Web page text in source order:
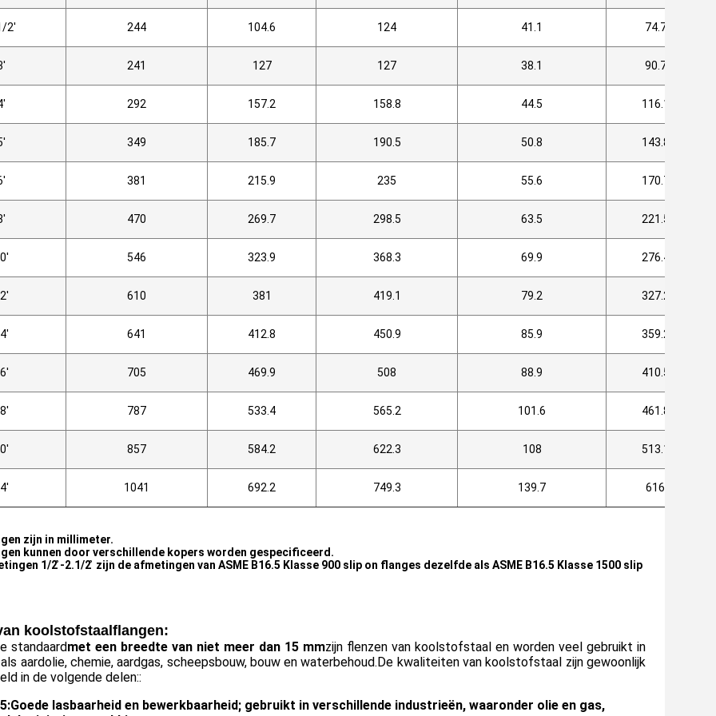
2' 244 104.6 124 41.1 74.7
241 127 127 38.1 90.7
292 157.2 158.8 44.5 116.1
349 185.7 190.5 50.8 143.8
381 215.9 235 55.6 170.7
470 269.7 298.5 63.5 221.5
546 323.9 368.3 69.9 276.4
610 381 419.1 79.2 327.2
641 412.8 450.9 85.9 359.2
705 469.9 508 88.9 410.5
787 533.4 565.2 101.6 461.8
857 584.2 622.3 108 513.1
1041 692.2 749.3 139.7 616
zijn in millimeter.
kunnen door verschillende kopers worden gespecificeerd.
1/2 ̊-2.1/2 ̊ zijn de afmetingen van ASME B16.5 Klasse 900 slip on flanges dezelfde als ASME B16.5 Klasse 1500 slip
koolstofstaalflangen:
standaardmet een breedte van niet meer dan 15 mmzijn flenzen van koolstofstaal en worden veel gebruikt in
aardolie, chemie, aardgas, scheepsbouw, bouw en waterbehoud.De kwaliteiten van koolstofstaal zijn gewoonlijk
in de volgende delen::
Goede lasbaarheid en bewerkbaarheid; gebruikt in verschillende industrieën, waaronder olie en gas,